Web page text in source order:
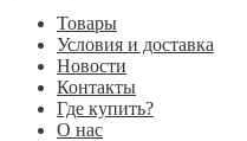
Товары
Условия и доставка
Новости
Контакты
Где купить?
О нас